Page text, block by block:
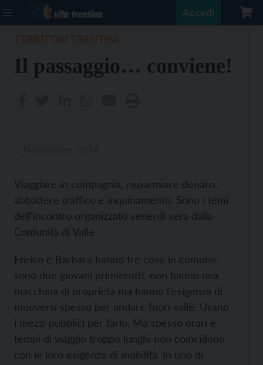
Accedi
Il passaggio… conviene!
Viaggiare in compagnia, risparmiare denaro,
abbattere traffico e inquinamento. Sono i temi
dell'incontro organizzato venerdì sera dalla
Comunità di Valle
Enrico e Barbara hanno tre cose in comune:
sono due giovani primierotti, non hanno una
macchina di proprietà ma hanno l'esigenza di
muoversi spesso per andare fuori valle. Usano
i mezzi pubblici per farlo. Ma spesso orari e
tempi di viaggio troppo lunghi non coincidono
con le loro esigenze di mobilità. In uno di